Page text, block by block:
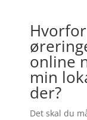
online
min
der?
Det skal du